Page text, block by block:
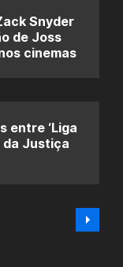
Snyder
de Joss
cinemas
entre ‘Liga
da Justiça